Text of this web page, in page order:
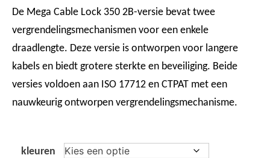
De Mega Cable Lock 350 2B-versie bevat twee
vergrendelingsmechanismen voor een enkele
draadlengte. Deze versie is ontworpen voor langere
kabels en biedt grotere sterkte en beveiliging. Beide
versies voldoen aan ISO 17712 en CTPAT met een
nauwkeurig ontworpen vergrendelingsmechanisme.
kleuren